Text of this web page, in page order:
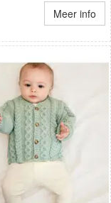
Meer info